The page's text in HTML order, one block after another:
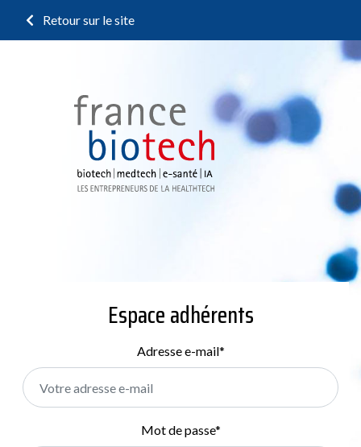
Retour sur le site
Espace adhérents
Adresse e-mail*
Mot de passe*